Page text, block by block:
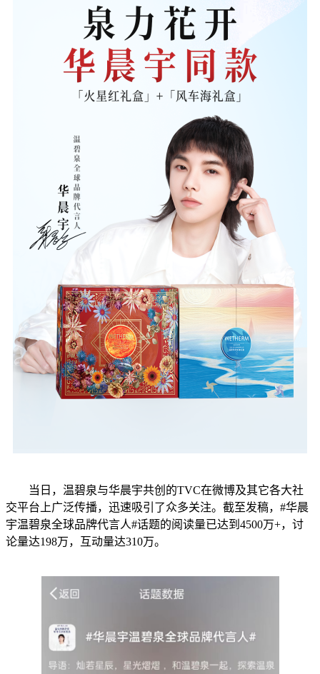
当日，温碧泉与华晨宇共创的TVC在微博及其它各大社
交平台上广泛传播，迅速吸引了众多关注。截至发稿，#华晨
宇温碧泉全球品牌代言人#话题的阅读量已达到4500万+，讨
论量达198万，互动量达310万。